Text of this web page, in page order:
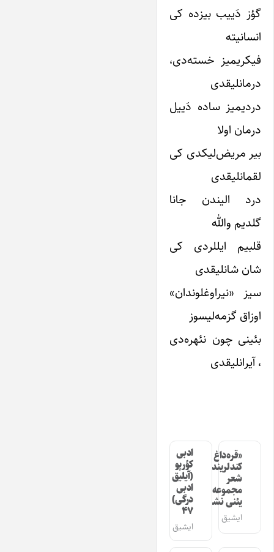
گؤز دَییب بیزده کی
انسانیته
فیکریمیز خسته‌دی،
درمانلیقدی
دردیمیز ساده دَییل
درمان اولا
بیر مریض‌لیکدی کی
لقمانلیقدی
درد الیندن جانا
گلدیم والله
قلبیم ایللردی کی
شان شانلیقدی
سیز «نیراوغلوندان»
اوزاق گزمه‌لیسوز
بئینی چون نئهره‌دی
، آیرانلیقدی
«قره‌داغ
کندلرینده»
شعر
مجموعه‌سینین
یئنی نشری
ایشیق
ادبی
کؤرپو
(آیلیق
ادبی
درگی)
۴۷
ایشیق